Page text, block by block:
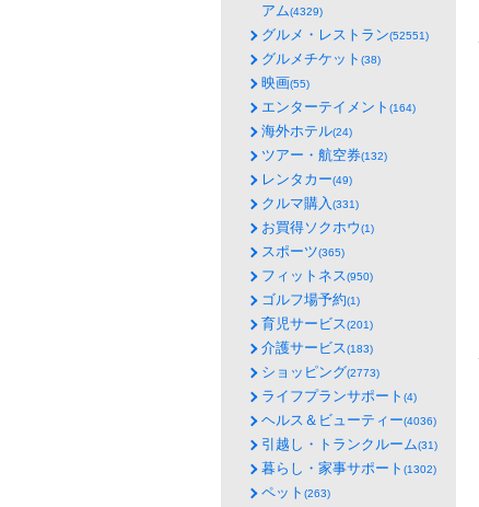
アム(4329)
グルメ・レストラン(52551)
グルメチケット (38)
映画(55)
エンターテイメント (164)
海外ホテル(24)
ツアー・航空券(132)
レンタカー(49)
クルマ購入(331)
お買得ソクホウ(1)
スポーツ(365)
フィットネス(950)
ゴルフ場予約(1)
育児サービス(201)
介護サービス(183)
ショッピング(2773)
ライフプランサポート (4)
ヘルス＆ビューティー(4036)
引越し・トランクルーム(31)
暮らし・家事サポート (1302)
ペット (263)